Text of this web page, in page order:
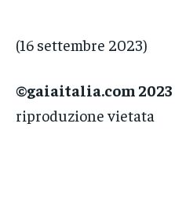
(16 settembre 2023)
©gaiaitalia.com 2023
riproduzione vietata